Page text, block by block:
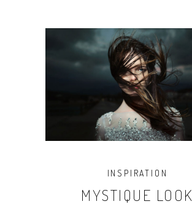
INSPIRATION
MYSTIQUE LOOK